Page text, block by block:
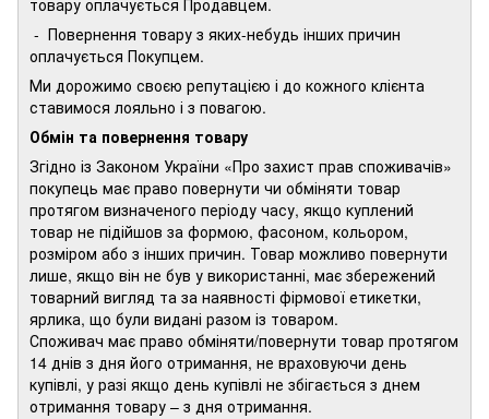
товару оплачується Продавцем.
- Повернення товару з яких-небудь інших причин
оплачується Покупцем.
Ми дорожимо своєю репутацією і до кожного клієнта
ставимося лояльно і з повагою.
Обмін та повернення товару
Згідно із Законом України «Про захист прав споживачів»
покупець має право повернути чи обміняти товар
протягом визначеного періоду часу, якщо куплений
товар не підійшов за формою, фасоном, кольором,
розміром або з інших причин. Товар можливо повернути
лише, якщо він не був у використанні, має збережений
товарний вигляд та за наявності фірмової етикетки,
ярлика, що були видані разом із товаром.
Споживач має право обміняти/повернути товар протягом
14 днів з дня його отримання, не враховуючи день
купівлі, у разі якщо день купівлі не збігається з днем
отримання товару – з дня отримання.